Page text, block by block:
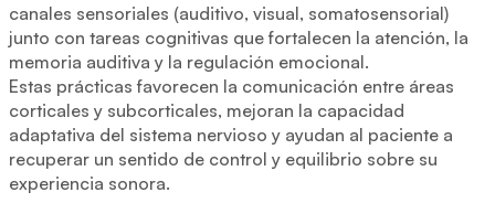
canales sensoriales (auditivo, visual, somatosensorial)
junto con tareas cognitivas que fortalecen la atención, la
memoria auditiva y la regulación emocional.
Estas prácticas favorecen la comunicación entre áreas
corticales y subcorticales, mejoran la capacidad
adaptativa del sistema nervioso y ayudan al paciente a
recuperar un sentido de control y equilibrio sobre su
experiencia sonora.